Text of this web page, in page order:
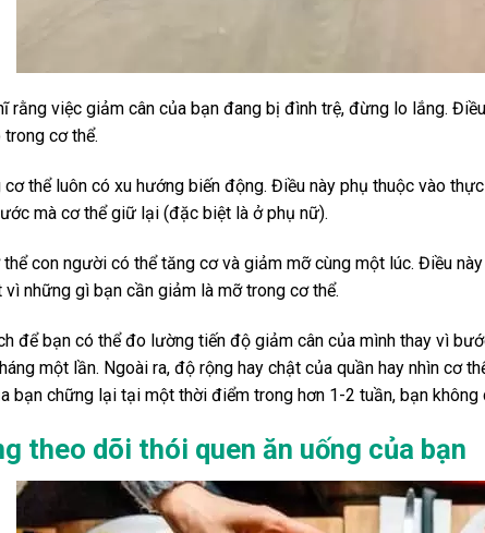
rằng việc giảm cân của bạn đang bị đình trệ, đừng lo lắng.
cơ thể.
thể luôn có xu hướng biến động. Điều này phụ thuộc vào
mà cơ thể giữ lại (đặc biệt là ở phụ nữ).
thể con người có thể tăng cơ và giảm mỡ cùng một lúc. Điều
những gì bạn cần giảm là mỡ trong cơ thể.
để bạn có thể đo lường tiến độ giảm cân của mình thay vì
một lần. Ngoài ra, độ rộng hay chật của quần hay nhìn cơ
bạn chững lại tại một thời điểm trong hơn 1-2 tuần, bạn
theo dõi thói quen ăn uống của bạn